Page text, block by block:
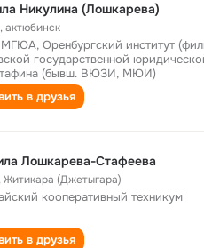
Никулина (Лошкарева)
,актюбинск
Оренбургский институт
государственной
(бывш. ВЮЗИ, МЮИ)
в друзья
Лошкарева-Стафеева
,Житикара (Джетыгара)
кооперативный техникум
в друзья